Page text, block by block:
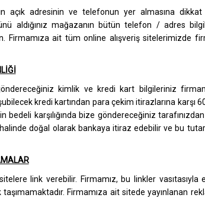
açık adresinin ve telefonun yer almasına
aldığınız mağazanın bütün telefon / adres
Firmamıza ait tüm online alışveriş sitelerimizde
kimlik ve kredi kart bilgileriniz
kredi kartından para çekim itirazlarına karşı
karşılığında bize göndereceğiniz
doğal olarak bankaya itiraz edebilir ve bu
link verebilir. Firmamız, bu linkler vasıtasıyla
Firmamıza ait sitede yayınlanan